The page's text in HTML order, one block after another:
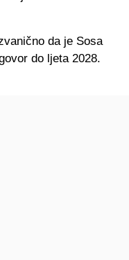
da je Sosa
do ljeta 2028.